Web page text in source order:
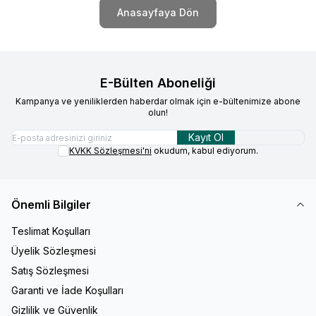
Anasayfaya Dön
E-Bülten Aboneliği
Kampanya ve yeniliklerden haberdar olmak için e-bültenimize abone
olun!
Kayıt Ol
KVKK Sözleşmesi'ni okudum, kabul ediyorum.
Önemli Bilgiler
Teslimat Koşulları
Üyelik Sözleşmesi
Satış Sözleşmesi
Garanti ve İade Koşulları
Gizlilik ve Güvenlik